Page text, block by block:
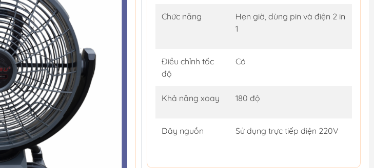
Chức năng
Hẹn giờ, dùng pin và điện 2 in
1
Điều chỉnh tốc
độ
Có
Khả năng xoay 180 độ
Dây nguồn Sử dụng trực tiếp điện 220V